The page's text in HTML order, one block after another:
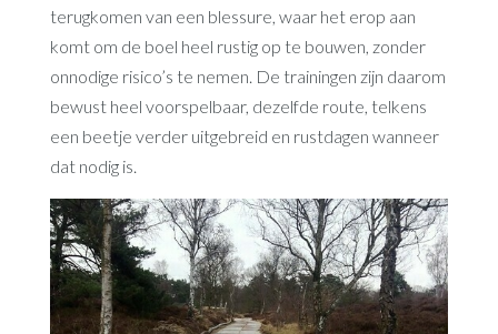
terugkomen van een blessure, waar het erop aan
komt om de boel heel rustig op te bouwen, zonder
onnodige risico’s te nemen. De trainingen zijn daarom
bewust heel voorspelbaar, dezelfde route, telkens
een beetje verder uitgebreid en rustdagen wanneer
dat nodig is.